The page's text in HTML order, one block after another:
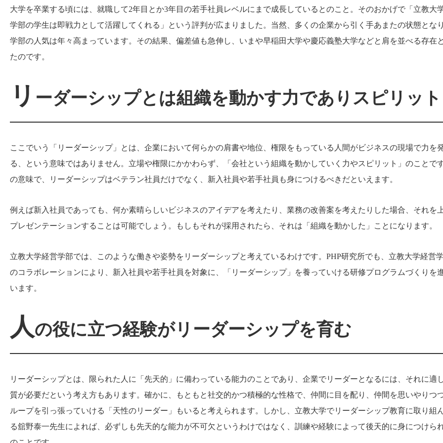
大学を卒業する頃には、就職して2年目とか3年目の若手社員レベルにまで成長しているとのこと。そのおかげで「立教大
学部の学生は即戦力として活躍してくれる」という評判が広まりました。当然、多くの企業から引く手あまたの状態とな
学部の人気は年々高まっています。その結果、偏差値も急伸し、いまや早稲田大学や慶応義塾大学などと肩を並べる存在
たのです。
リ ーダーシップとは組織を動かす力でありスピリット
ここでいう「リーダーシップ」とは、企業において何らかの肩書や地位、権限をもっている人間がビジネスの現場で力を
る、という意味ではありません。立場や権限にかかわらず、「会社という組織を動かしていく力やスピリット」のことで
の意味で、リーダーシップはベテラン社員だけでなく、新入社員や若手社員も身につけるべきだといえます。
例えば新入社員であっても、何か素晴らしいビジネスのアイデアを考えたり、業務の改善案を考えたりした場合、それを
プレゼンテーションすることは可能でしょう。もしもそれが採用されたら、それは「組織を動かした」ことになります。
立教大学経営学部では、このような働きや姿勢をリーダーシップと考えているわけです。PHP研究所でも、立教大学経営
のコラボレーションにより、新入社員や若手社員を対象に、「リーダーシップ」を養っていける研修プログラムづくりを
います。
人の役に立つ経験がリーダーシップを育む
リーダーシップとは、限られた人に「先天的」に備わっている能力のことであり、企業でリーダーとなるには、それに適
質が必要だという考え方もあります。確かに、もともと社交的かつ積極的な性格で、仲間に目を配り、仲間を思いやりつ
ループを引っ張っていける「天性のリーダー」もいると考えられます。しかし、立教大学でリーダーシップ教育に取り組
る舘野泰一先生によれば、必ずしも先天的な能力が不可欠というわけではなく、訓練や経験によって後天的に身につけら